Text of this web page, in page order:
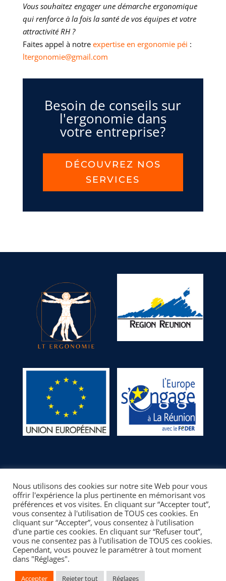
Vous souhaitez engager une démarche ergonomique
qui renforce à la fois la santé de vos équipes et votre
attractivité RH ?
Faites appel à notre expertise en ergonomie péi :
ltergonomie@gmail.com
Besoin de conseils sur
l'ergonomie dans
votre entreprise?
DÉCOUVREZ NOS
SERVICES
© LT Ergonomie | L'efficience au service de la performance |
Mentions légales|Confidentialité
Ce site a été financé à l’aide du FEDER (REACT-UE) dans le
cadre de la réponse de l’Union européenne à la pandémie
Nous utilisons des cookies sur notre site Web pour vous
offrir l'expérience la plus pertinente en mémorisant vos
préférences et vos visites. En cliquant sur “Accepter tout”,
vous consentez à l'utilisation de TOUS ces cookies. En
cliquant sur “Accepter”, vous consentez à l'utilisation
d'une partie ces cookies. En cliquant sur “Refuser tout”,
vous ne consentez pas à l'utilisation de TOUS ces cookies.
Cependant, vous pouvez le paramétrer à tout moment
dans "Réglages".
Accepter Rejeter tout Réglages